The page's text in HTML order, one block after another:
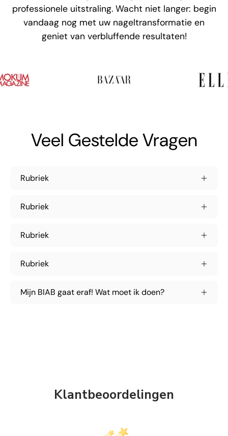
professionele uitstraling. Wacht niet langer: begin
vandaag nog met uw nageltransformatie en
geniet van verbluffende resultaten!
Veel Gestelde Vragen
Rubriek
Rubriek
Rubriek
Rubriek
Mijn BIAB gaat eraf! Wat moet ik doen?
Klantbeoordelingen